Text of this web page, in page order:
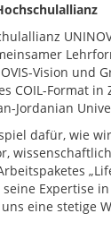
Vision und
COIL-Format
Jordanian
dafür, wie
Expertise
eine stetige